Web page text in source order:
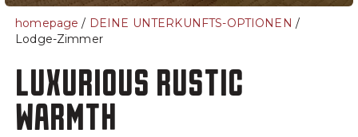
- Wolverine Chalet
- Lodge-Zimmer
Über uns
Anreise
Sommer
homepage / DEINE UNTERKUNFTS-OPTIONEN /
Lodge-Zimmer
LUXURIOUS RUSTIC
WARMTH